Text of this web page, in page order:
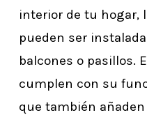
interior de tu hogar,
pueden ser
balcones o pasillos.
cumplen con su
que también